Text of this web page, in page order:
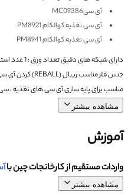
آی سیMC09386
آی سی تغذیه کوالکام PM8921
آی سی تغذیه کوالکام PM8941
دارای شبکه های دقیقتعداد ورق : 1 عدد
جنس فلزمناسب ریبال (REBALL) کردن آی سی های BGA
مناسب برای پایه سازی آی سی های تغذیه ،
مشاهده بیشتر
آموزش
واردات مستقیم از کارخانجات چین با
مشاهده بیشتر